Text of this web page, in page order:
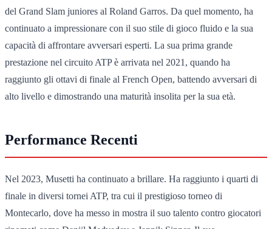
del Grand Slam juniores al Roland Garros. Da quel momento, ha
continuato a impressionare con il suo stile di gioco fluido e la sua
capacità di affrontare avversari esperti. La sua prima grande
prestazione nel circuito ATP è arrivata nel 2021, quando ha
raggiunto gli ottavi di finale al French Open, battendo avversari di
alto livello e dimostrando una maturità insolita per la sua età.
Performance Recenti
Nel 2023, Musetti ha continuato a brillare. Ha raggiunto i quarti di
finale in diversi tornei ATP, tra cui il prestigioso torneo di
Montecarlo, dove ha messo in mostra il suo talento contro giocatori